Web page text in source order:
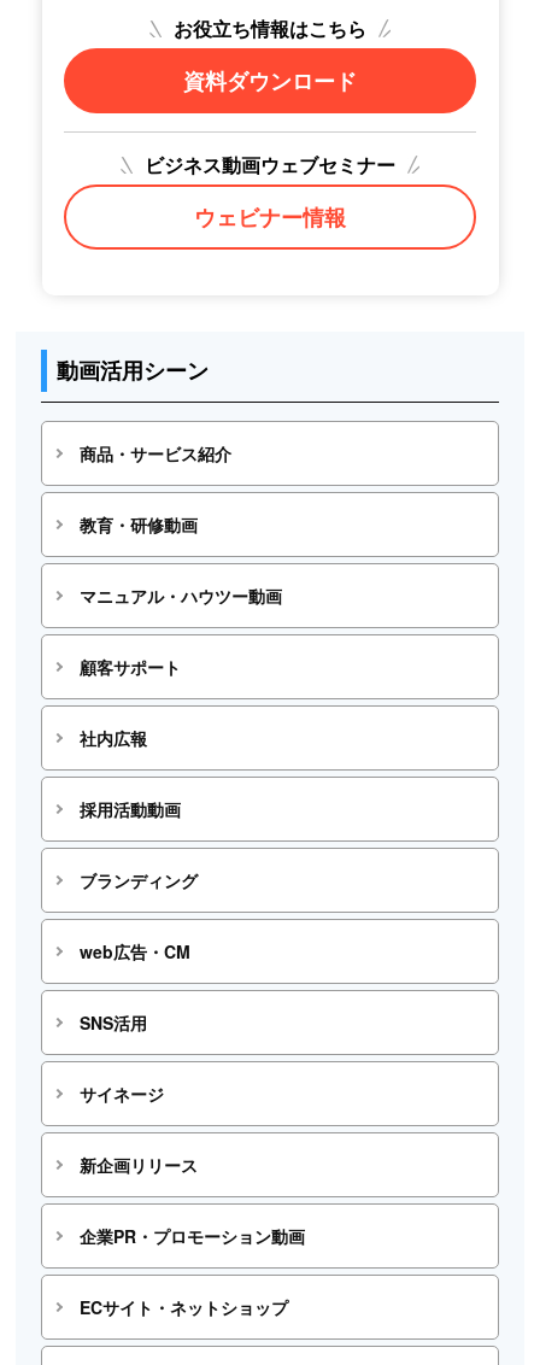
お役立ち情報はこちら
資料ダウンロード
ビジネス動画ウェブセミナー
ウェビナー情報
動画活用シーン
商品・サービス紹介
教育・研修動画
マニュアル・ハウツー動画
顧客サポート
社内広報
採用活動動画
ブランディング
web広告・CM
SNS活用
サイネージ
新企画リリース
企業PR・プロモーション動画
ECサイト・ネットショップ